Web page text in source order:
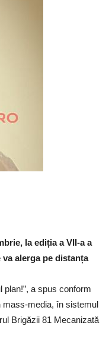
la ediția a VII-a a
alerga pe distanța
a spus conform
mass-media, în sistemul
Brigăzii 81 Mecanizată